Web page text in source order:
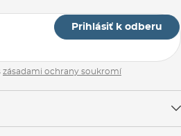
Prihlásiť k odberu
zásadami ochrany soukromí